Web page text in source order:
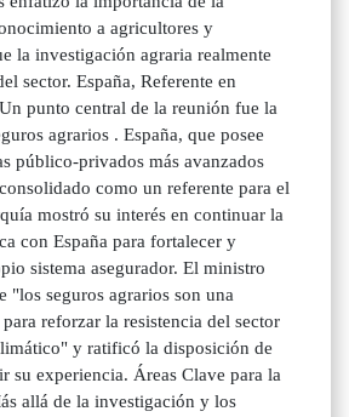
a agricultores y
la investigación agraria realmente
sector. España, Referente en
punto central de la reunión fue la
agrarios . España, que posee
público-privados más avanzados
como un referente para el
mostró su interés en continuar la
con España para fortalecer y
sistema asegurador. El ministro
"los seguros agrarios son una
reforzar la resistencia del sector
y ratificó la disposición de
su experiencia. Áreas Clave para la
allá de la investigación y los